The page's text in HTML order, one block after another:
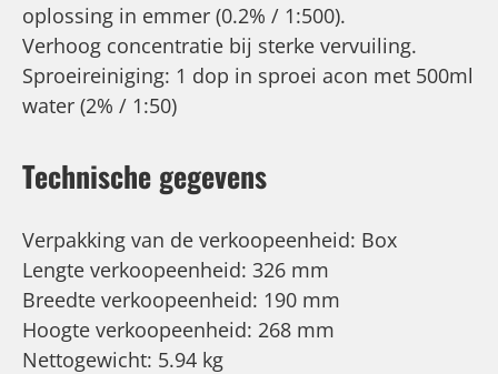
oplossing in emmer (0.2% / 1:500).
Verhoog concentratie bij sterke vervuiling.
Sproeireiniging: 1 dop in sproei acon met 500ml
water (2% / 1:50)
Technische gegevens
Verpakking van de verkoopeenheid: Box
Lengte verkoopeenheid: 326 mm
Breedte verkoopeenheid: 190 mm
Hoogte verkoopeenheid: 268 mm
Nettogewicht: 5.94 kg